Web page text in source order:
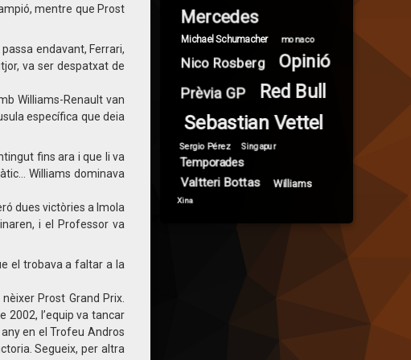
mentre que Prost
endavant, Ferrari,
va ser despatxat de
Williams-Renault van
específica que deia
fins ara i que li va
Williams dominava
dues victòries a Imola
i el Professor va
el trobava a faltar a la
Prost Grand Prix.
2002, l’equip va tancar
en el Trofeu Andros
Segueix, per altra
Mercedes
Michael Schumacher monaco
Nico Rosberg Opinió
Prèvia GP Red Bull
Sebastian Vettel
Sergio Pérez Singapur
Temporades
Valtteri Bottas Williams
Xina